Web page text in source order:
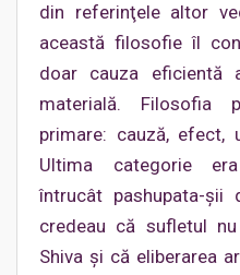
din referinţele altor
această filosofie îl
doar cauza eficientă
materială. Filosofia
primare: cauză, efect,
Ultima categorie
întrucât pashupata-şii
credeau că sufletul
Shiva şi că eliberarea